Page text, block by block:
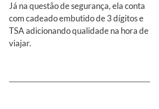
Já na questão de segurança, ela conta
com cadeado embutido de 3 dígitos e
TSA adicionando qualidade na hora de
viajar.